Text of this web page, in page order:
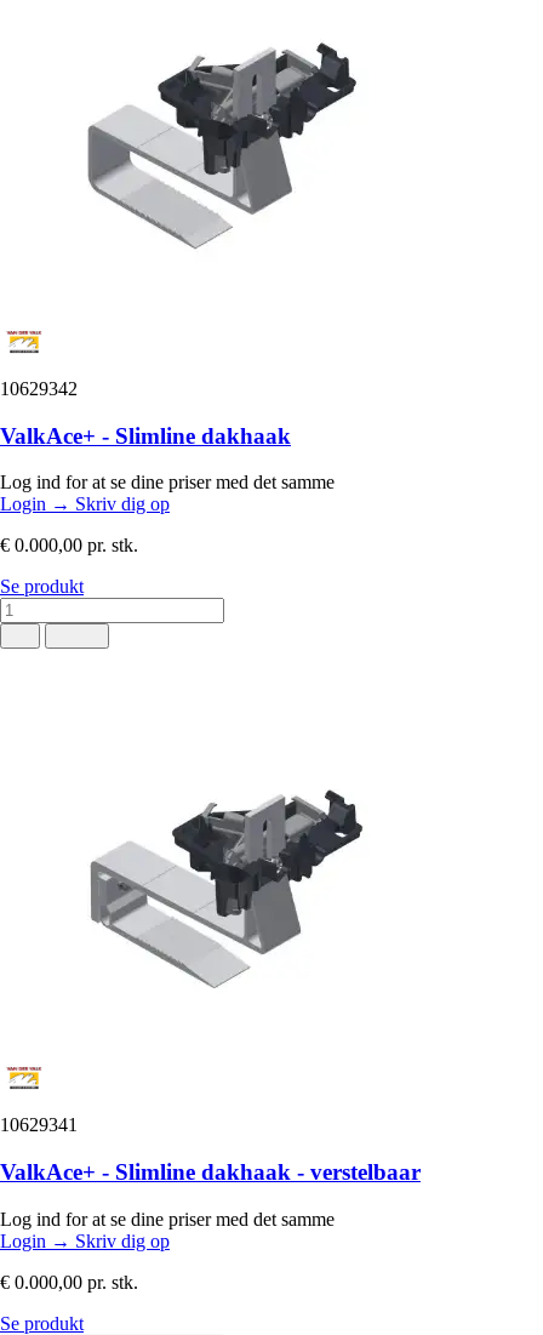
10629342
ValkAce+ - Slimline dakhaak
Log ind for at se dine priser med det samme
Login → Skriv dig op
€ 0.000,00 pr. stk.
Se produkt
10629341
ValkAce+ - Slimline dakhaak - verstelbaar
Log ind for at se dine priser med det samme
Login → Skriv dig op
€ 0.000,00 pr. stk.
Se produkt